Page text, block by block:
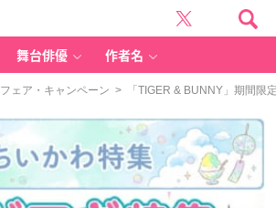
舞台俳優 作者名
フェア・キャンペーン > 「TIGER & BUNNY」期間限